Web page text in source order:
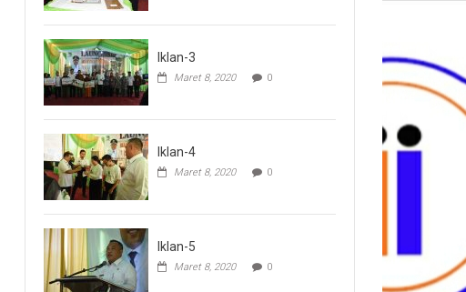
Iklan-3
Maret 8, 2020 0
Iklan-4
Maret 8, 2020 0
Iklan-5
Maret 8, 2020 0